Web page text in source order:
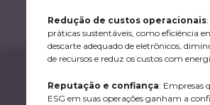
Redução de custos operacionais
práticas sustentáveis, como eficiência
descarte adequado de eletrônicos,
de recursos e reduz os custos com
Reputação e confiança: Empresas
ESG em suas operações ganham a